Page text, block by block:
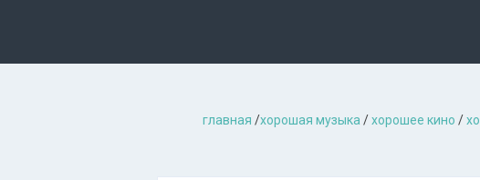
главная /хорошая музыкa /хорошее кино /